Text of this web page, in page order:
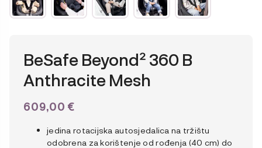
BeSafe Beyond² 360 B
Anthracite Mesh
609,00 €
jedina rotacijska autosjedalica na tržištu
odobrena za korištenje od rođenja (40 cm) do